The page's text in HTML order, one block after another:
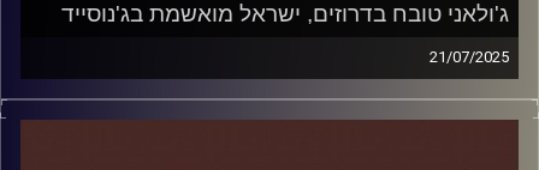
ג'ולאני טובח בדרוזים, ישראל מואשמת בג'נוסייד
21/07/2025
המערכת הפוליטית על ספת הפסיכולוג, עם פרופסור בועז בן-
דוד ופרופסור גלעד הירשברגר